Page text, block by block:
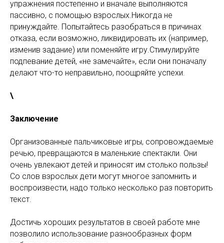
упражнения постепенно и вначале выполняются
пассивно, с помощью взрослых.Никогда не
принуждайте. Попытайтесь разобраться в причинах
отказа, если возможно, ликвидировать их (например,
изменив задание) или поменяйте игру.Стимулируйте
подпевание детей, «не замечайте», если они поначалу
делают что-то неправильно, поощряйте успехи.
\
Заключение
Организованные пальчиковые игры, сопровождаемые
речью, превращаются в маленькие спектакли. Они
очень увлекают детей и приносят им столько пользы!
Со слов взрослых дети могут многое запомнить и
воспроизвести, надо только несколько раз повторить
текст.
Достичь хороших результатов в своей работе мне
позволило использование разнообразных форм